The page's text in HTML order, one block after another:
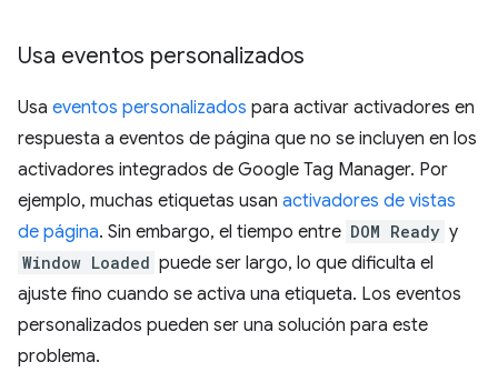
Usa eventos personalizados
Usa eventos personalizados para activar activadores en
respuesta a eventos de página que no se incluyen en los
activadores integrados de Google Tag Manager. Por
ejemplo, muchas etiquetas usan activadores de vistas
de página. Sin embargo, el tiempo entre DOM Ready y
Window Loaded puede ser largo, lo que dificulta el
ajuste fino cuando se activa una etiqueta. Los eventos
personalizados pueden ser una solución para este
problema.